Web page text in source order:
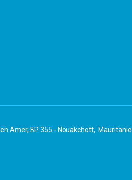
Amer, BP 355 - Nouakchott,